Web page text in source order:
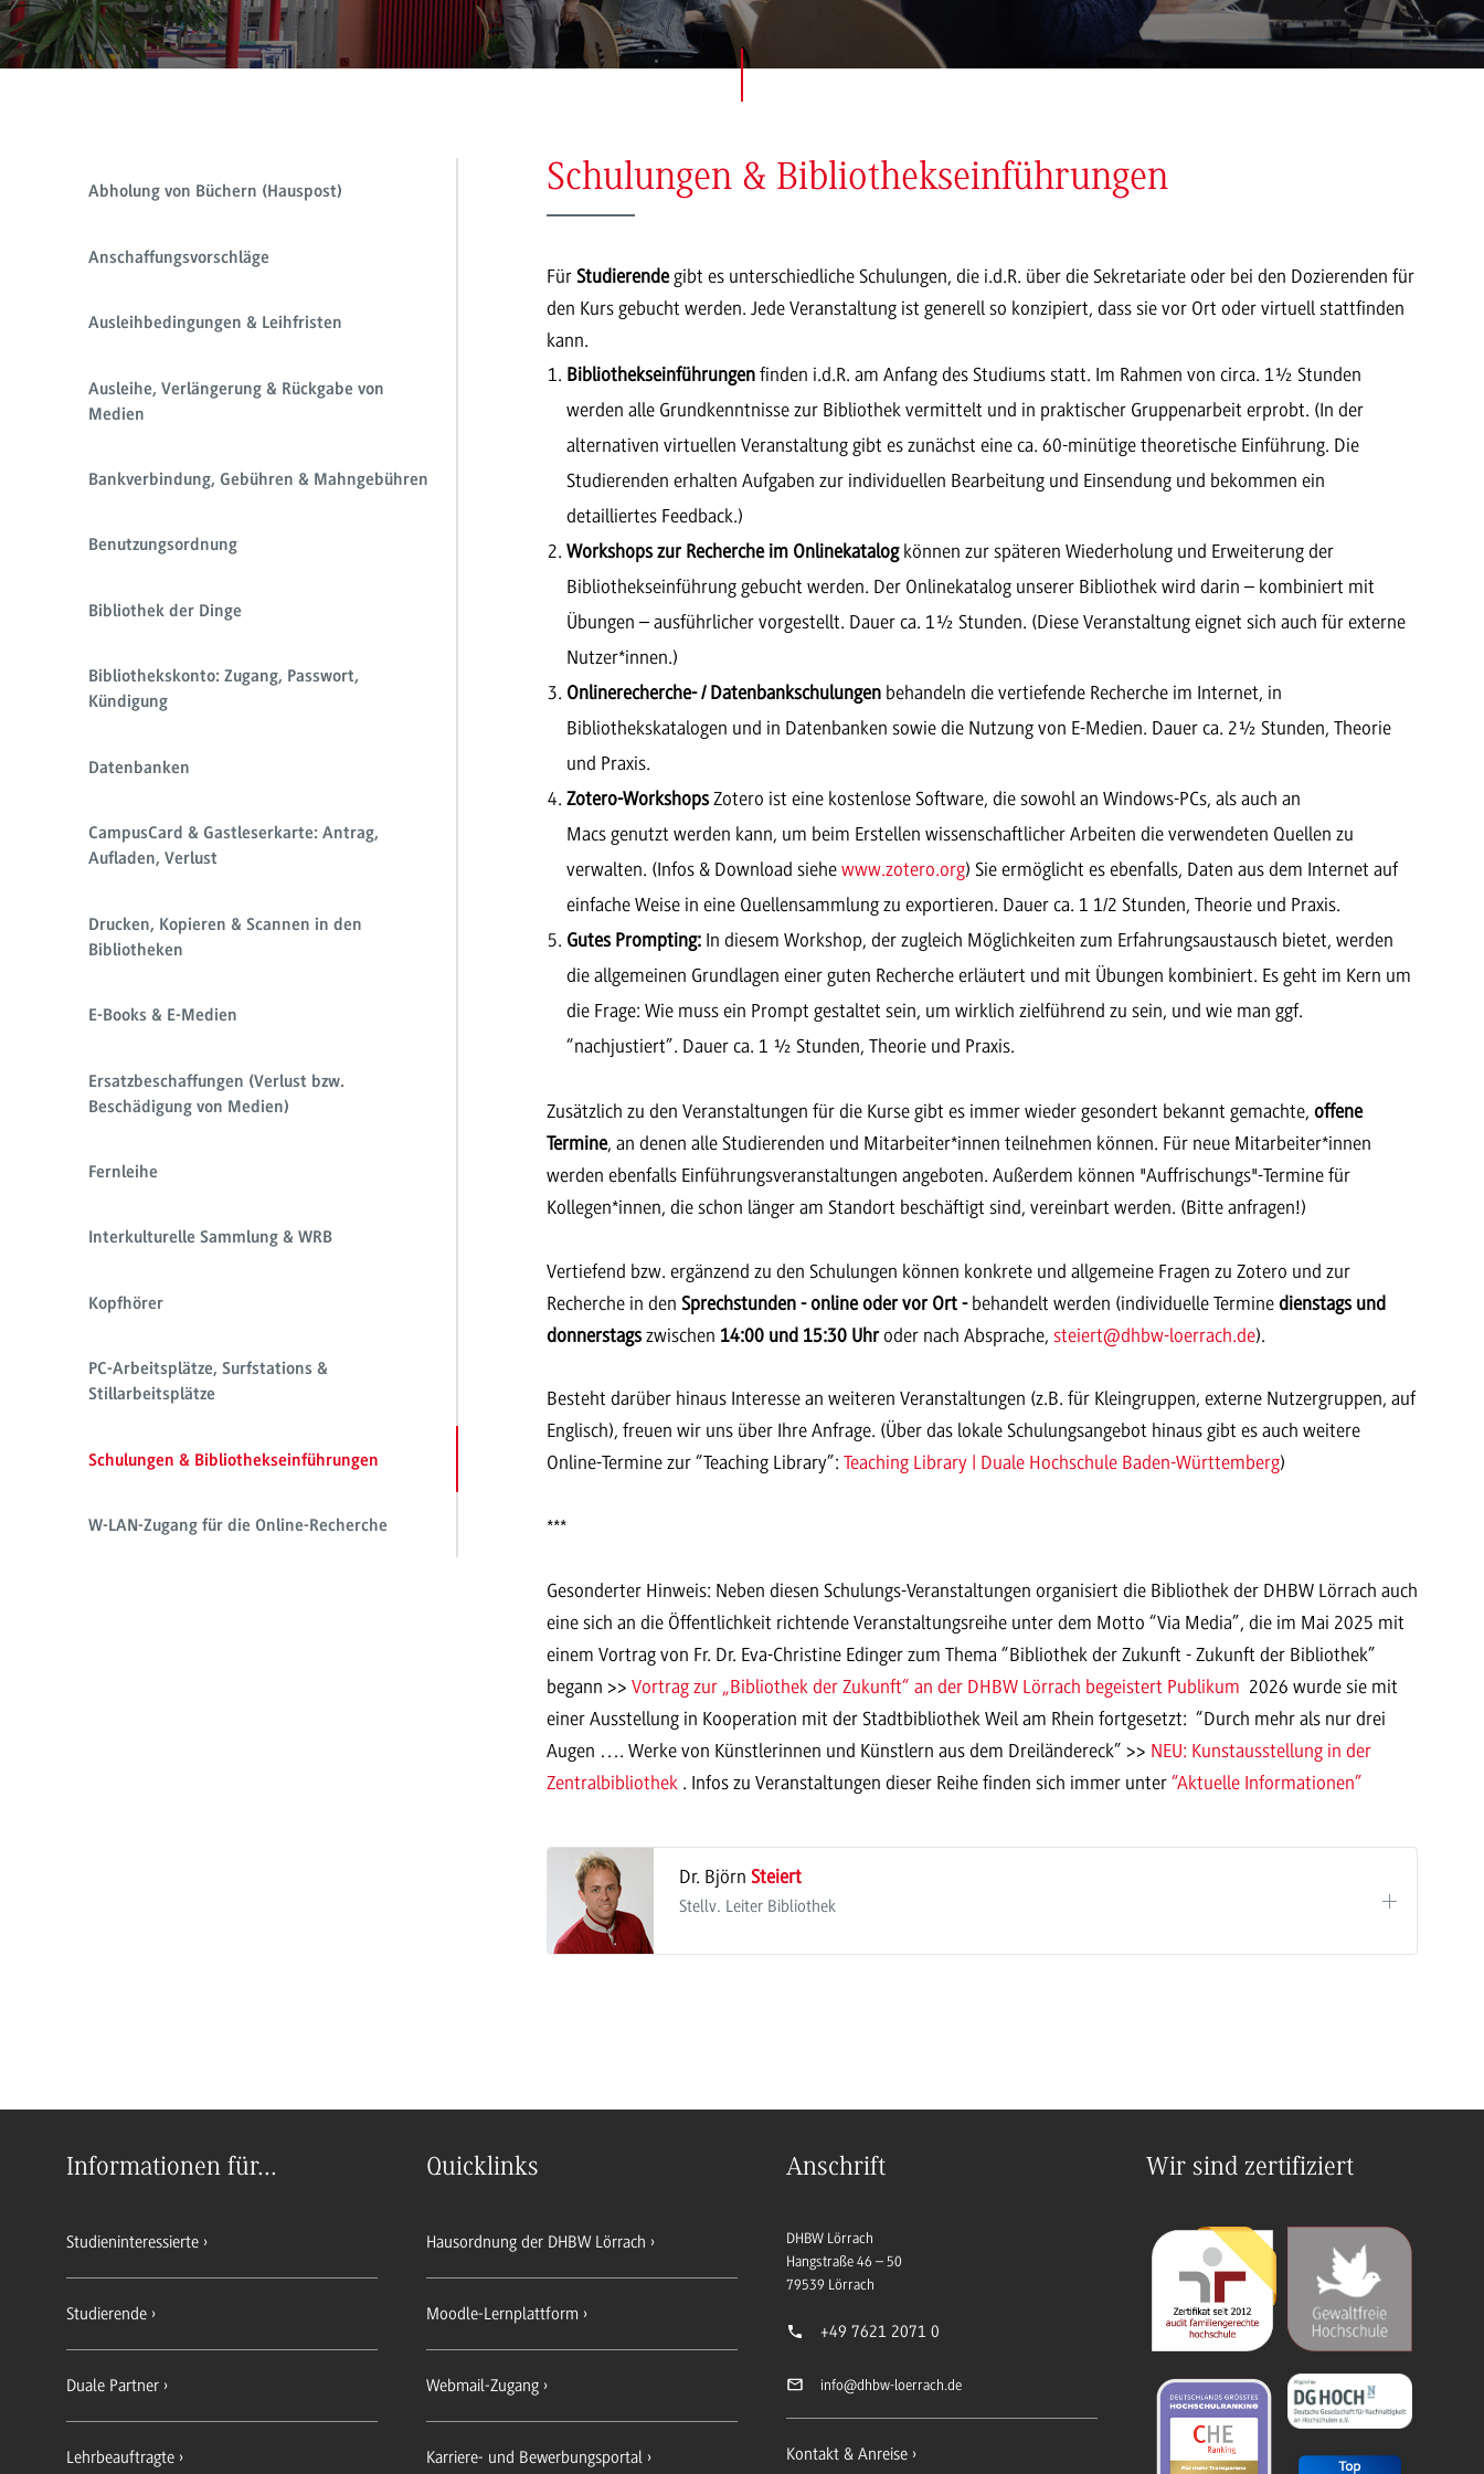
Abholung von Büchern (Hauspost)
Anschaffungsvorschläge
Ausleihbedingungen & Leihfristen
Ausleihe, Verlängerung & Rückgabe von
Medien
Bankverbindung, Gebühren & Mahngebühren
Benutzungsordnung
Bibliothek der Dinge
Bibliothekskonto: Zugang, Passwort,
Kündigung
Datenbanken
CampusCard & Gastleserkarte: Antrag,
Aufladen, Verlust
Drucken, Kopieren & Scannen in den
Bibliotheken
E-Books & E-Medien
Ersatzbeschaffungen (Verlust bzw.
Beschädigung von Medien)
Fernleihe
Interkulturelle Sammlung & WRB
Kopfhörer
PC-Arbeitsplätze, Surfstations &
Stillarbeitsplätze
Schulungen & Bibliothekseinführungen
W-LAN-Zugang für die Online-Recherche
Schulungen & Bibliothekseinführungen
Für Studierendegibt es unterschiedliche Schulungen, die i.d.R. über die Sekretariate oder bei den Dozierenden für
den Kurs gebucht werden. Jede Veranstaltung ist generell so konzipiert, dass sie vor Ort oder virtuell stattfinden
kann.
Bibliothekseinführungen finden i.d.R. am Anfang des Studiums statt. Im Rahmen von circa. 1½ Stunden
werden alle Grundkenntnisse zur Bibliothek vermittelt und in praktischer Gruppenarbeit erprobt. (In der
alternativen virtuellen Veranstaltung gibt es zunächst eine ca. 60-minütige theoretische Einführung. Die
Studierenden erhalten Aufgaben zur individuellen Bearbeitung und Einsendung und bekommen ein
detailliertes Feedback.)
Workshops zur Recherche im Onlinekatalog können zur späteren Wiederholung und Erweiterung der
Bibliothekseinführung gebucht werden. Der Onlinekatalog unserer Bibliothek wird darin – kombiniert mit
Übungen – ausführlicher vorgestellt. Dauer ca. 1½ Stunden. (Diese Veranstaltung eignet sich auch für externe
Nutzer*innen.)
Onlinerecherche- / Datenbankschulungen behandeln die vertiefende Recherche im Internet, in
Bibliothekskatalogen und in Datenbanken sowie die Nutzung von E-Medien. Dauer ca. 2½ Stunden, Theorie
und Praxis.
Zotero-WorkshopsZotero ist eine kostenlose Software, die sowohl an Windows-PCs, als auch an
Macs genutzt werden kann, um beim Erstellen wissenschaftlicher Arbeiten die verwendeten Quellen zu
verwalten. (Infos & Download siehe www.zotero.org) Sie ermöglicht es ebenfalls, Daten aus dem Internet auf
einfache Weise in eine Quellensammlung zu exportieren. Dauer ca. 1 1/2 Stunden, Theorie und Praxis.
Gutes Prompting:In diesem Workshop, der zugleich Möglichkeiten zum Erfahrungsaustausch bietet, werden
die allgemeinen Grundlagen einer guten Recherche erläutert und mit Übungen kombiniert. Es geht im Kern um
die Frage: Wie muss ein Prompt gestaltet sein, um wirklich zielführend zu sein, und wie man ggf.
“nachjustiert”. Dauer ca. 1 ½ Stunden, Theorie und Praxis.
Zusätzlich zu den Veranstaltungen für die Kurse gibt es immer wieder gesondert bekannt gemachte, offene
Termine, an denen alle Studierenden und Mitarbeiter*innen teilnehmen können. Für neue Mitarbeiter*innen
werden ebenfalls Einführungsveranstaltungen angeboten. Außerdem können "Auffrischungs"-Termine für
Kollegen*innen, die schon länger am Standort beschäftigt sind, vereinbart werden. (Bitte anfragen!)
Vertiefend bzw. ergänzend zu den Schulungen können konkrete und allgemeine Fragen zu Zotero und zur
Recherche in den Sprechstunden - online oder vor Ort -behandelt werden (individuelle Termine dienstags und
donnerstagszwischen 14:00 und 15:30 Uhroder nach Absprache, steiert@dhbw-loerrach.de).
Besteht darüber hinaus Interesse an weiteren Veranstaltungen (z.B. für Kleingruppen, externe Nutzergruppen, auf
Englisch), freuen wir uns über Ihre Anfrage. (Über das lokale Schulungsangebot hinaus gibt es auch weitere
Online-Termine zur “Teaching Library”: Teaching Library | Duale Hochschule Baden-Württemberg)
***
Gesonderter Hinweis: Neben diesen Schulungs-Veranstaltungen organisiert die Bibliothek der DHBW Lörrach auch
eine sich an die Öffentlichkeit richtende Veranstaltungsreihe unter dem Motto “Via Media”, die im Mai 2025 mit
einem Vortrag von Fr. Dr. Eva-Christine Edinger zum Thema “Bibliothek der Zukunft - Zukunft der Bibliothek”
begann >> Vortrag zur „Bibliothek der Zukunft“ an der DHBW Lörrach begeistert Publikum 2026 wurde sie mit
einer Ausstellung in Kooperation mit der Stadtbibliothek Weil am Rhein fortgesetzt: “Durch mehr als nur drei
Augen …. Werke von Künstlerinnen und Künstlern aus dem Dreiländereck” >> NEU: Kunstausstellung in der
Zentralbibliothek . Infos zu Veranstaltungen dieser Reihe finden sich immer unter“Aktuelle Informationen”
Dr. Björn Steiert
Stellv. Leiter Bibliothek
Informationen für...
Studieninteressierte
Studierende
Duale Partner
Lehrbeauftragte
Quicklinks
Hausordnung der DHBW Lörrach
Moodle-Lernplattform
Webmail-Zugang
Karriere- und Bewerbungsportal
Anschrift
DHBW Lörrach
Hangstraße 46 – 50
79539 Lörrach
+49 7621 2071 0
info@dhbw-loerrach.de
Kontakt & Anreise
Wir sind zertifiziert